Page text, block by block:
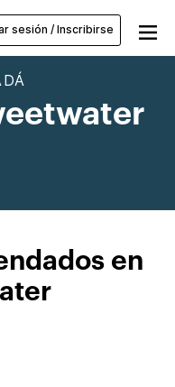
sesión / Inscribirse
en